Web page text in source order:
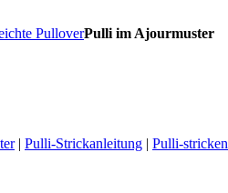
PulloverPulli im Ajourmuster
| Pulli-Strickanleitung | Pulli-stricken